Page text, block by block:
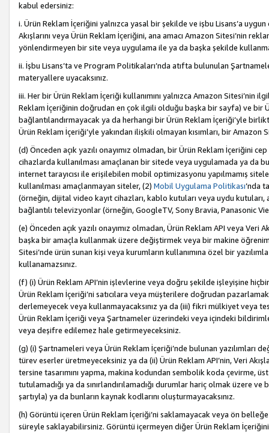
kabul edersiniz:
i. Ürün Reklam İçeriğini yalnızca yasal bir şekilde ve işbu Lisans’a uygun
Akışlarını veya Ürün Reklam İçeriğini, ana amacı Amazon Sitesi’nin
yönlendirmeyen bir site veya uygulama ile ya da başka şekilde
ii. İşbu Lisans’ta ve Program Politikaları’nda atıfta bulunulan
materyallere uyacaksınız.
iii. Her bir Ürün Reklam İçeriği kullanımını yalnızca Amazon
Reklam İçeriğinin doğrudan en çok ilgili olduğu başka bir sayfa) ve bir
bağlantılandırmayacak ya da herhangi bir Ürün Reklam İçeriği’yle
Ürün Reklam İçeriği’yle yakından ilişkili olmayan kısımları, bir Amazon
(d) Önceden açık yazılı onayımız olmadan, bir Ürün Reklam İçeriğini
cihazlarda kullanılması amaçlanan bir sitede veya uygulamada ya da
internet tarayıcısı ile erişilebilen mobil optimizasyonu yapılmamış
kullanılması amaçlanmayan siteler, (2) Mobil Uygulama Politikası’nda
(örneğin, dijital video kayıt cihazları, kablo kutuları veya uydu kutuları,
bağlantılı televizyonlar (örneğin, GoogleTV, Sony Bravia, Panasonic
(e) Önceden açık yazılı onayımız olmadan, Ürün Reklam API veya
başka bir amaçla kullanmak üzere değiştirmek veya bir makine
Sitesi’nde ürün sunan kişi veya kurumların kullanımına özel bir
kullanamazsınız.
(f) (i) Ürün Reklam API’nin işlevlerine veya doğru şekilde işleyişine
Ürün Reklam İçeriği’ni satıcılara veya müşterilere doğrudan
derlemeyecek veya kullanmayacaksınız ya da (iii) fikri mülkiyet veya
Ürün Reklam İçeriği veya Şartnameler üzerindeki veya içindeki
veya deşifre edilemez hale getirmeyeceksiniz.
(g) (i) Şartnameleri veya Ürün Reklam İçeriği’nde bulunan
türev eserler üretmeyeceksiniz ya da (ii) Ürün Reklam API’nin, Veri
tersine tasarımını yapma, makina kodundan sembolik koda çevirme,
tutulamadığı ya da sınırlandırılamadığı durumlar hariç olmak üzere
şartıyla) ya da bunların kaynak kodlarını oluşturmayacaksınız.
(h) Görüntü içeren Ürün Reklam İçeriği’ni saklamayacak veya ön
süreyle saklayabilirsiniz. Görüntü içermeyen diğer Ürün Reklam